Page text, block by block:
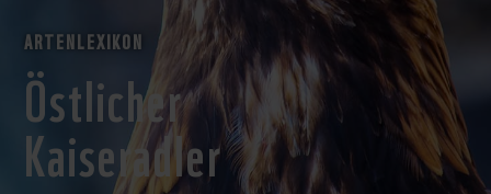
ARTENLEXIKON
Östlicher
Kaiseradler